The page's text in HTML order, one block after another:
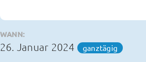
WANN:
26. Januar 2024 ganztägig